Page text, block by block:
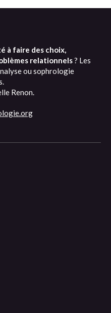
à faire des choix,
relationnels? Les
ou sophrologie
Renon.